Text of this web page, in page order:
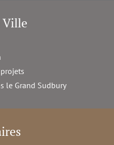
Ville
le Grand Sudbury